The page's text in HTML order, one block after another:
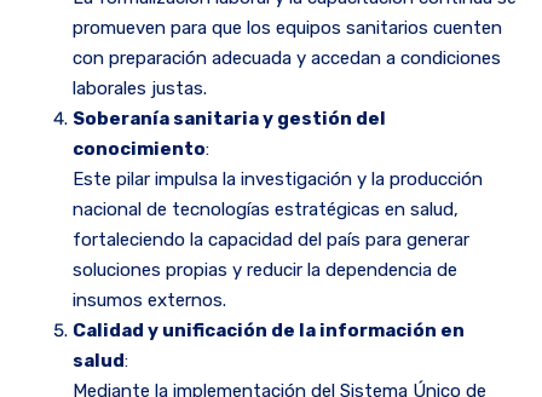
promueven para que los equipos sanitarios cuenten
con preparación adecuada y accedan a condiciones
laborales justas.
Soberanía sanitaria y gestión del
conocimiento:
Este pilar impulsa la investigación y la producción
nacional de tecnologías estratégicas en salud,
fortaleciendo la capacidad del país para generar
soluciones propias y reducir la dependencia de
insumos externos.
Calidad y unificación de la información en
salud:
Mediante la implementación del Sistema Único de